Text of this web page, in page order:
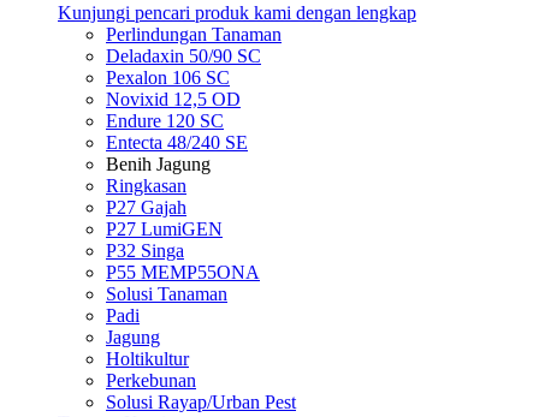
Kunjungi pencari produk kami dengan lengkap
Perlindungan Tanaman
Deladaxin 50/90 SC
Pexalon 106 SC
Novixid 12,5 OD
Endure 120 SC
Entecta 48/240 SE
Benih Jagung
Ringkasan
P27 Gajah
P27 LumiGEN
P32 Singa
P55 MEMP55ONA
Solusi Tanaman
Padi
Jagung
Holtikultur
Perkebunan
Solusi Rayap/Urban Pest